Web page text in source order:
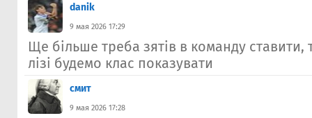
danik
9 мая 2026 17:29
Ще більше треба зятів в команду ставити,
лізі будемо клас показувати
смит
9 мая 2026 17:28